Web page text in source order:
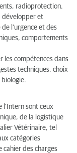
radioprotection.
développer et
l’urgence et des
comportements
les compétences dans
techniques, choix
l’Intern sont ceux
de la logistique
Vétérinaire, tel
catégories
cahier des charges